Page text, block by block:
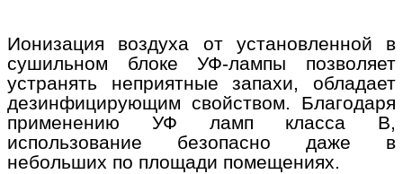
Ионизация воздуха от установленной в
сушильном блоке УФ-лампы позволяет
устранять неприятные запахи, обладает
дезинфицирующим свойством. Благодаря
применению УФ ламп класса B,
использование безопасно даже в
небольших по площади помещениях.